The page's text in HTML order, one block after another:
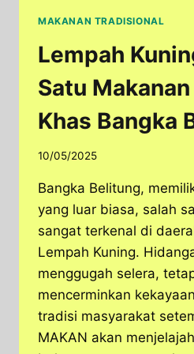
MAKANAN TRADISIONAL
Lempah
Satu
Khas Bangka
10/05/2025
Bangka Belitung,
yang luar biasa, salah
sangat terkenal di
Lempah Kuning.
menggugah selera,
mencerminkan
tradisi masyarakat
MAKAN akan